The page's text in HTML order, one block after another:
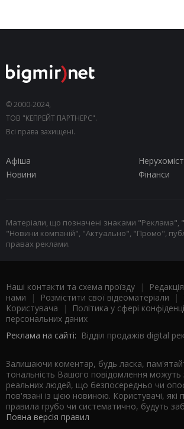
© 2000-2024,
ТОВ "КЕПРЕЙТ ПАРТНЕРС".
Всі права захищені.
Афіша
Новини
Фінанси
Матеріали, що позначені знаками "Реклама",
"Новини компаній", "Актуально", "Промо",
правах реклами.
Наші контакти та схема проїзду | Редакція
нами | Розмістити свої відеоматеріали |
Користувача |
Політика у сфері
персональних даних
Реклама на сайті: Відділ продажів digital
Залишаючи коментар, будь ласка,
тональність Вашого повідомлення можуть
реальних людей, що безпосередньо чи
пов'язані із цією новиною. Користувачі, які
правила грубо чи систематично, будуть
Повна версія правил